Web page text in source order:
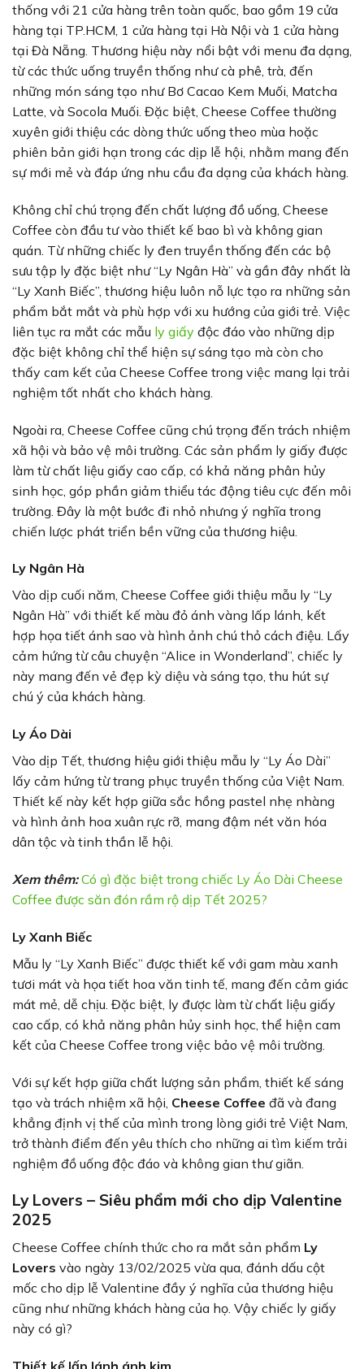
thống với 21 cửa hàng trên toàn quốc, bao gồm 19 cửa
hàng tại TP.HCM, 1 cửa hàng tại Hà Nội và 1 cửa hàng
tại Đà Nẵng. Thương hiệu này nổi bật với menu đa dạng,
từ các thức uống truyền thống như cà phê, trà, đến
những món sáng tạo như Bơ Cacao Kem Muối, Matcha
Latte, và Socola Muối. Đặc biệt, Cheese Coffee thường
xuyên giới thiệu các dòng thức uống theo mùa hoặc
phiên bản giới hạn trong các dịp lễ hội, nhằm mang đến
sự mới mẻ và đáp ứng nhu cầu đa dạng của khách hàng.
Không chỉ chú trọng đến chất lượng đồ uống, Cheese
Coffee còn đầu tư vào thiết kế bao bì và không gian
quán. Từ những chiếc ly đen truyền thống đến các bộ
sưu tập ly đặc biệt như “Ly Ngân Hà” và gần đây nhất là
“Ly Xanh Biếc”, thương hiệu luôn nỗ lực tạo ra những sản
phẩm bắt mắt và phù hợp với xu hướng của giới trẻ. Việc
liên tục ra mắt các mẫu ly giấy độc đáo vào những dịp
đặc biệt không chỉ thể hiện sự sáng tạo mà còn cho
thấy cam kết của Cheese Coffee trong việc mang lại trải
nghiệm tốt nhất cho khách hàng.
Ngoài ra, Cheese Coffee cũng chú trọng đến trách nhiệm
xã hội và bảo vệ môi trường. Các sản phẩm ly giấy được
làm từ chất liệu giấy cao cấp, có khả năng phân hủy
sinh học, góp phần giảm thiểu tác động tiêu cực đến môi
trường. Đây là một bước đi nhỏ nhưng ý nghĩa trong
chiến lược phát triển bền vững của thương hiệu.
Ly Ngân Hà
Vào dịp cuối năm, Cheese Coffee giới thiệu mẫu ly “Ly
Ngân Hà” với thiết kế màu đỏ ánh vàng lấp lánh, kết
hợp họa tiết ánh sao và hình ảnh chú thỏ cách điệu. Lấy
cảm hứng từ câu chuyện “Alice in Wonderland”, chiếc ly
này mang đến vẻ đẹp kỳ diệu và sáng tạo, thu hút sự
chú ý của khách hàng.
Ly Áo Dài
Vào dịp Tết, thương hiệu giới thiệu mẫu ly “Ly Áo Dài”
lấy cảm hứng từ trang phục truyền thống của Việt Nam.
Thiết kế này kết hợp giữa sắc hồng pastel nhẹ nhàng
và hình ảnh hoa xuân rực rỡ, mang đậm nét văn hóa
dân tộc và tinh thần lễ hội.
Xem thêm: Có gì đặc biệt trong chiếc Ly Áo Dài Cheese
Coffee được săn đón rầm rộ dịp Tết 2025?
Ly Xanh Biếc
Mẫu ly “Ly Xanh Biếc” được thiết kế với gam màu xanh
tươi mát và họa tiết hoa văn tinh tế, mang đến cảm giác
mát mẻ, dễ chịu. Đặc biệt, ly được làm từ chất liệu giấy
cao cấp, có khả năng phân hủy sinh học, thể hiện cam
kết của Cheese Coffee trong việc bảo vệ môi trường.
Với sự kết hợp giữa chất lượng sản phẩm, thiết kế sáng
tạo và trách nhiệm xã hội, Cheese Coffee đã và đang
khẳng định vị thế của mình trong lòng giới trẻ Việt Nam,
trở thành điểm đến yêu thích cho những ai tìm kiếm trải
nghiệm đồ uống độc đáo và không gian thư giãn.
Ly Lovers – Siêu phẩm mới cho dịp Valentine
2025
Cheese Coffee chính thức cho ra mắt sản phẩm Ly
Lovers vào ngày 13/02/2025 vừa qua, đánh dấu cột
mốc cho dịp lễ Valentine đầy ý nghĩa của thương hiệu
cũng như những khách hàng của họ. Vậy chiếc ly giấy
này có gì?
Thiết kế lấp lánh ánh kim